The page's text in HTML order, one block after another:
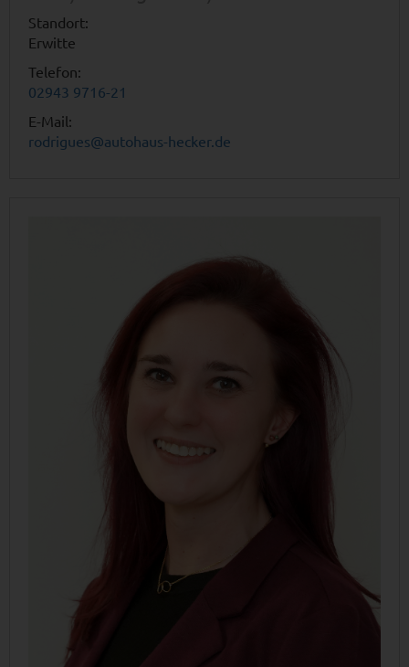
Standort:
Erwitte
Telefon:
02943 9716-21
E-Mail:
rodrigues@autohaus-hecker.de